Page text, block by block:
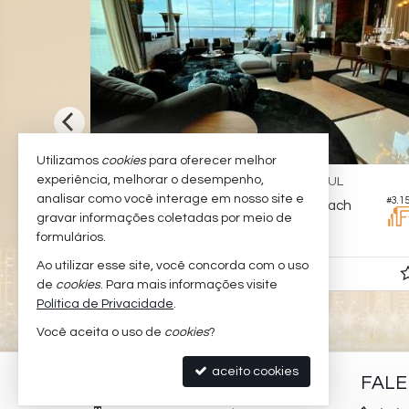
#3.624
BALNEÁRIO CAMBORIÚ - BARRA SUL
Apartamento no Edifício Summer Beach
R$ 24.980.000,
PADILHA IMÓVEIS
Utilizamos cookiespara oferecer melhor
experiência, melhorar o desempenho,
analisar como você interage em nosso site e
gravar informações coletadas por meio de
formulários.
Ao utilizar esse site, você concorda com o uso
de cookies. Para mais informações visite
Política de Privacidade.
Você aceita o uso de cookies?
aceito cookies